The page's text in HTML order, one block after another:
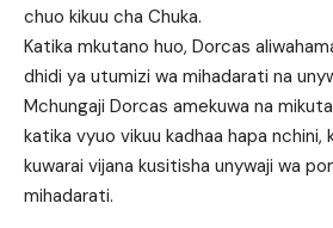
chuo kikuu cha Chuka.
Katika mkutano huo, Dorcas
dhidi ya utumizi wa mihadarati na
Mchungaji Dorcas amekuwa na
katika vyuo vikuu kadhaa hapa nchini,
kuwarai vijana kusitisha unywaji wa
mihadarati.